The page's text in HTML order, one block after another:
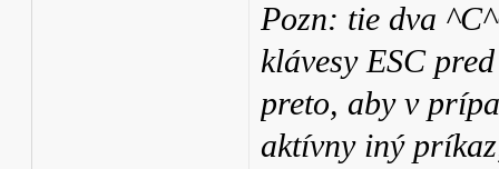
Pozn: tie dva
klávesy ESC
preto, aby v
aktívny iný